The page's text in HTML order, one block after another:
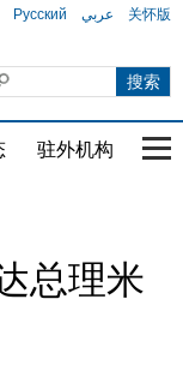
Русский عربي 关怀版
驻外机构 国
总理米